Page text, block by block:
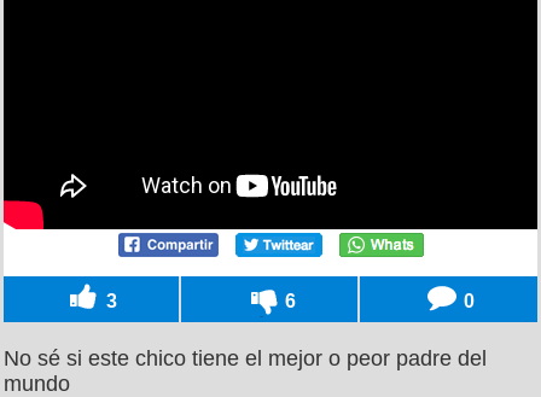
3 6 0
No sé si este chico tiene el mejor o peor padre del
mundo